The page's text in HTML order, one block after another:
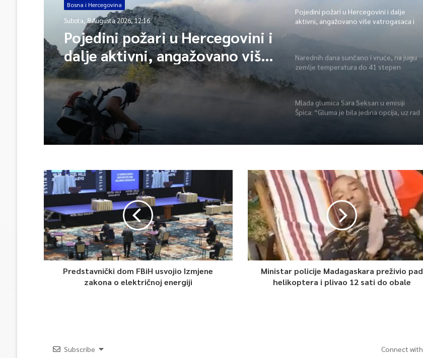
Bosna i Hercegovina
Subota, 8 Augusta 2026, 12:16
Pojedini požari u Hercegovini i
dalje aktivni, angažovano više
vatrogasaca i helikopter
Pojedini požari u Hercegovini i dalje
aktivni, angažovano više vatrogasaca i
Narednih dana sunčano i vruće, na jugu
zemlje temperatura do 41 stepen
Mlada glumica Sara Seksan u emisiji
Špica: “Gluma je bila jedina opcija, uz rad
Predstavnički dom FBiH usvojio Izmjene
zakona o električnoj energiji
Ministar policije Madagaskara preživio pad
helikoptera i plivao 12 sati do obale
Subscribe Connect with